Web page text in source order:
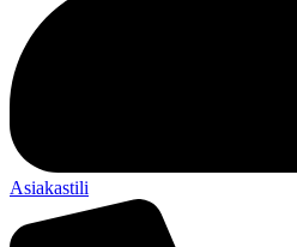
Asiakastili